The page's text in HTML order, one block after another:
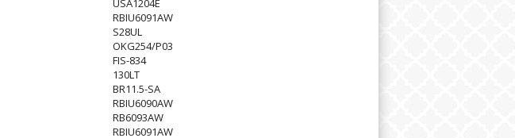
USA1204E
RBIU6091AW
S28UL
OKG254/P03
FIS-834
130LT
BR11.5-SA
RBIU6090AW
RB6093AW
RBIU6091AW